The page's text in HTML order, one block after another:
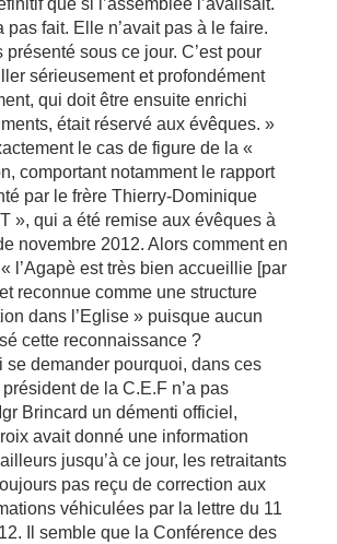
que si l’assemblée l’avalisait.
pas fait. Elle n’avait pas à le faire.
présenté sous ce jour. C’est pour
sérieusement et profondément
qui doit être ensuite enrichi
était réservé aux évêques. »
le cas de figure de la «
comportant notamment le rapport
par le frère Thierry-Dominique
», qui a été remise aux évêques à
novembre 2012. Alors comment en
l’Agapè est très bien accueillie [par
reconnue comme une structure
dans l’Eglise » puisque aucun
cette reconnaissance ?
se demander pourquoi, dans ces
de la C.E.F n’a pas
Brincard un démenti officiel,
avait donné une information
jusqu’à ce jour, les retraitants
pas reçu de correction aux
véhiculées par la lettre du 11
Il semble que la Conférence des